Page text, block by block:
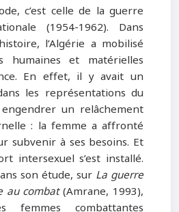
c’est celle de la guerre
(1954-1962). Dans
l’Algérie a mobilisé
humaines et matérielles
En effet, il y avait un
les représentations du
un relâchement
: la femme a affronté
subvenir à ses besoins. Et
intersexuel s’est installé.
son étude, sur La guerre
au combat(Amrane, 1993),
combattantes